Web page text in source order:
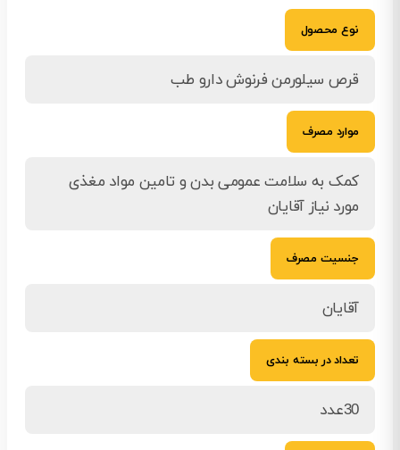
نوع محصول
قرص سیلورمن فرنوش دارو طب
موارد مصرف
کمک به سلامت عمومی بدن و تامین مواد مغذی
مورد نیاز آقایان
جنسیت مصرف
آقایان
تعداد در بسته بندی
30عدد